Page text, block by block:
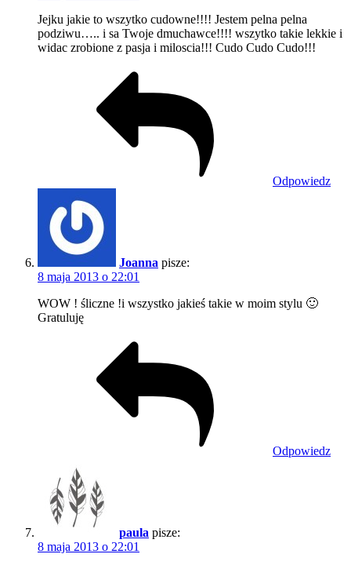
Jejku jakie to wszytko cudowne!!!! Jestem pelna pelna
podziwu….. i sa Twoje dmuchawce!!!! wszytko takie lekkie i
widac zrobione z pasja i miloscia!!! Cudo Cudo Cudo!!!
Odpowiedz
Joanna pisze:
8 maja 2013 o 22:01
WOW ! śliczne !i wszystko jakieś takie w moim stylu 🙂
Gratuluję
Odpowiedz
paula pisze:
8 maja 2013 o 22:01